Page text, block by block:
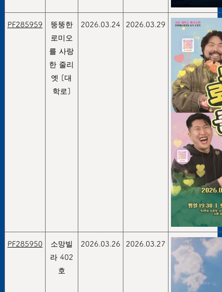
PF285959
뚱뚱한
로미오
를 사랑
한 줄리
엣 [대
학로]
2026.03.24 2026.03.29
PF285950
소망빌
라 402
호
2026.03.26 2026.03.27